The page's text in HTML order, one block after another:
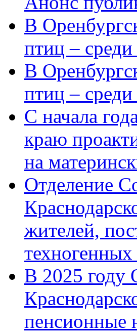
В
птиц –
В
птиц –
С начала
краю
на
Отделение
жителей,
техногенных
В 2025 году
пенсионные